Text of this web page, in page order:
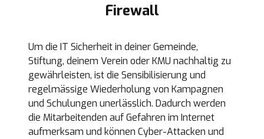
Firewall
Um die IT Sicherheit in deiner Gemeinde,
Stiftung, deinem Verein oder KMU nachhaltig zu
gewährleisten, ist die Sensibilisierung und
regelmässige Wiederholung von Kampagnen
und Schulungen unerlässlich. Dadurch werden
die Mitarbeitenden auf Gefahren im Internet
aufmerksam und können Cyber-Attacken und